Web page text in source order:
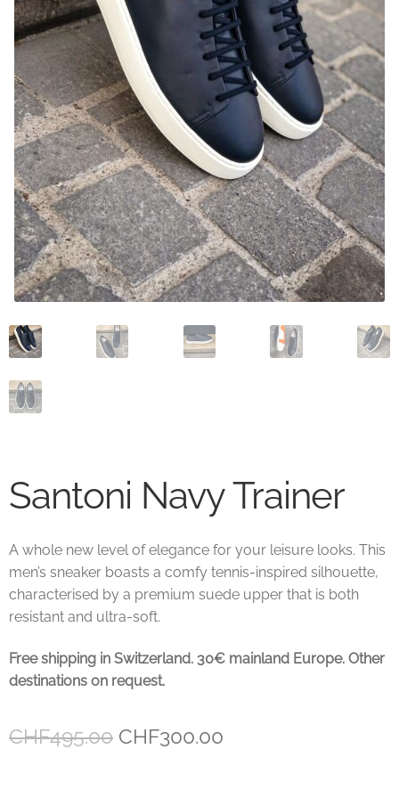
My account
News and events
Privacy Policy
Refund and Returns Policy
Service
Services
Shop
Terminvereinbarung im Shop
Unsere Geschichte
Wishlist
Santoni Navy Trainer
A whole new level of elegance for your leisure looks. This
men’s sneaker boasts a comfy tennis-inspired silhouette,
characterised by a premium suede upper that is both
resistant and ultra-soft.
Free shipping in Switzerland. 30€ mainland Europe. Other
destinations on request.
CHF495.00 Ursprünglicher
CHF300.00